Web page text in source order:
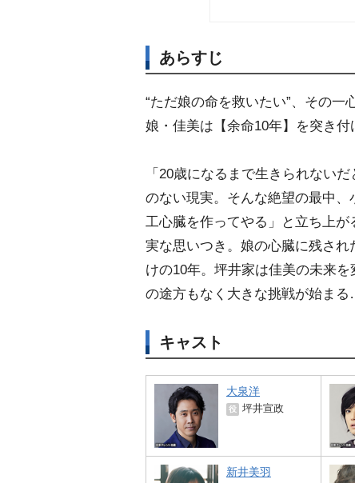
あらすじ
“ただ娘の命を救いたい”、その
娘・佳美は【余命10年】を突き付
「20歳になるまで生きられない
のない現実。そんな絶望の最中
工心臓を作ってやる」と立ち上
実な思いつき。娘の心臓に残さ
けの10年。坪井家は佳美の未来
の途方もなく大きな挑戦が始まる
キャスト
大泉洋
役 坪井宣政
新井美羽